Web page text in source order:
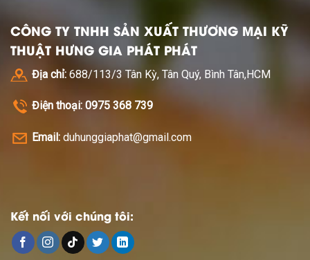
CÔNG TY TNHH SẢN XUẤT THƯƠNG MẠI KỸ
THUẬT HƯNG GIA PHÁT PHÁT
Địa chỉ: 688/113/3 Tân Kỳ, Tân Quý, Bình Tân,HCM
Điện thoại: 0975 368 739
Email: duhunggiaphat@gmail.com
Kết nối với chúng tôi: